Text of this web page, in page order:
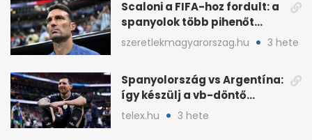
Scaloni a FIFA-hoz fordult: a
spanyolok több pihenőt
kaptak a vb-döntőre
szeretlekmagyarorszag.hu 3 hete
Spanyolország vs Argentína:
így készülj a vb-döntő
taktikai csatájára
telex.hu 3 hete